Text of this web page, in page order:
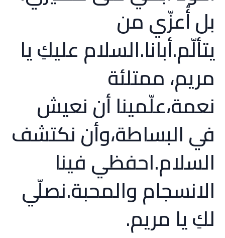
بل أُعزّي من
يتألّم.أبانا.السلام عليكِ يا
مريم، ممتلئة
نعمة،علّمينا أن نعيش
في البساطة،وأن نكتشف
السلام.احفظي فينا
الانسجام والمحبة.نصلّي
لكِ يا مريم.